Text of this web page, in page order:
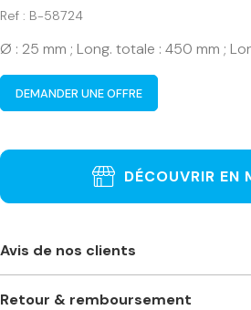
Ref : B-58724
Ø : 25 mm ; Long. totale : 450 mm ;
DEMANDER UNE OFFRE
DÉCOUVRIR EN
Avis de nos clients
recommande vivement ce magasin pour
Retour & remboursement